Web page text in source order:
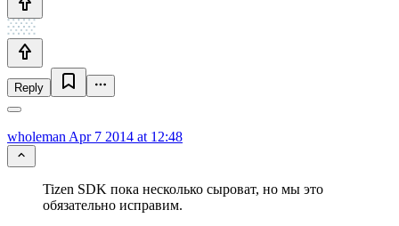
Reply
wholeman Apr 7 2014 at 12:48
Tizen SDK пока несколько сыроват, но мы это
обязательно исправим.